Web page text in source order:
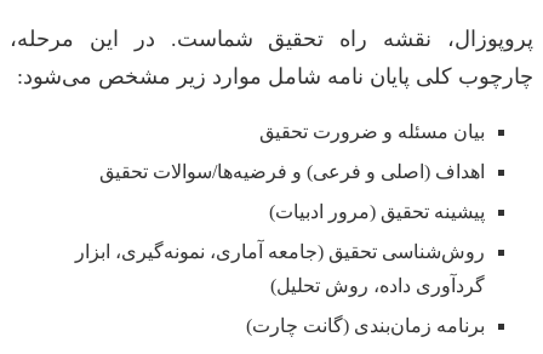
پروپوزال، نقشه راه تحقیق شماست. در این مرحله،
چارچوب کلی پایان نامه شامل موارد زیر مشخص می‌شود:
بیان مسئله و ضرورت تحقیق
اهداف (اصلی و فرعی) و فرضیه‌ها/سوالات تحقیق
پیشینه تحقیق (مرور ادبیات)
روش‌شناسی تحقیق (جامعه آماری، نمونه‌گیری، ابزار
گردآوری داده، روش تحلیل)
برنامه زمان‌بندی (گانت چارت)